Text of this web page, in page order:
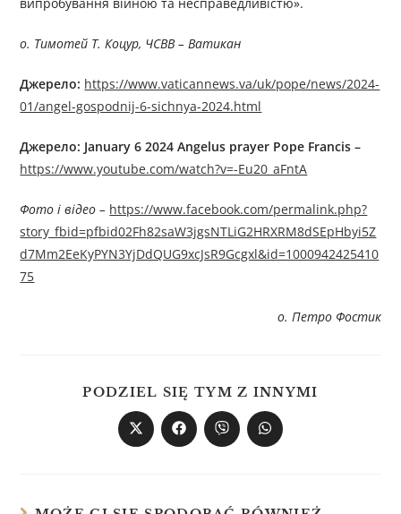
о. Тимотей Т. Коцур, ЧСВВ – Ватикан
Джерелo: https://www.vaticannews.va/uk/pope/news/2024-
01/angel-gospodnij-6-sichnya-2024.html
Джерелo: January 6 2024 Angelus prayer Pope Francis –
https://www.youtube.com/watch?v=-Eu20_aFntA
Фото і відео – https://www.facebook.com/permalink.php?
story_fbid=pfbid02Fh82saW3jgsNTLiG2HRXRM8dSEpHbyi5Z
d7Mm2EeKyPYN3YjDdQUG9xcJsR9Gcgxl&id=1000942425410
75
о. Петро Фостик
PODZIEL SIĘ TYM Z INNYMI